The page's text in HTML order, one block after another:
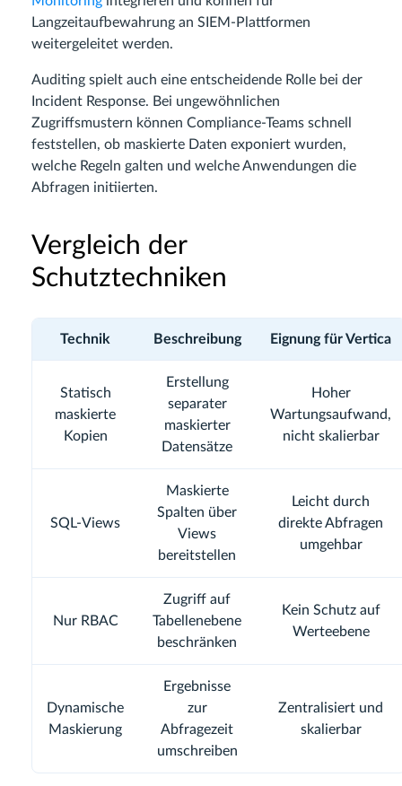
Langzeitaufbewahrung an SIEM-Plattformen
weitergeleitet werden.
Auditing spielt auch eine entscheidende Rolle bei der
Incident Response. Bei ungewöhnlichen
Zugriffsmustern können Compliance-Teams schnell
feststellen, ob maskierte Daten exponiert wurden,
welche Regeln galten und welche Anwendungen die
Abfragen initiierten.
Vergleich der
Schutztechniken
Technik Beschreibung Eignung für Vertica
Statisch
maskierte
Kopien
Erstellung
separater
maskierter
Datensätze
Hoher
Wartungsaufwand,
nicht skalierbar
SQL-Views
Maskierte
Spalten über
Views
bereitstellen
Leicht durch
direkte Abfragen
umgehbar
Nur RBAC
Zugriff auf
Tabellenebene
beschränken
Kein Schutz auf
Werteebene
Dynamische
Maskierung
Ergebnisse
zur
Abfragezeit
umschreiben
Zentralisiert und
skalierbar